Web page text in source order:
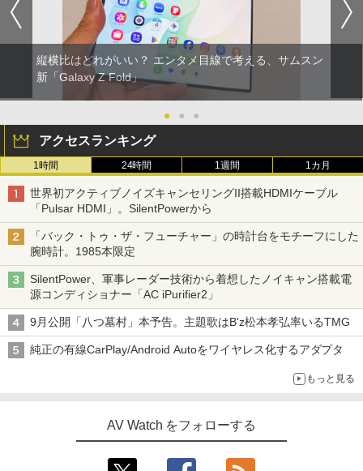
縦横比はどれがいい？ エンタメ目線で考える、サムスン
新「Galaxy Z Fold」
● ● ●
アクセスランキング
1時間 24時間 1週間 1カ月
世界初アクティブノイズキャンセリングII搭載HDMIケーブル
「Pulsar HDMI」。SilentPowerから
「バック・トゥ・ザ・フューチャー」の時計台をモチーフにした
腕時計。1985本限定
SilentPower、軍事レーダー技術から着想したノイキャン搭載電
源コンディショナー「AC iPurifier2」
9月公開「八つ墓村」本予告。主題歌はB'z松本孝弘率いるTMG
純正の有線CarPlay/Android Autoをワイヤレス化するアダプタ
もっと見る
AV Watch をフォローする